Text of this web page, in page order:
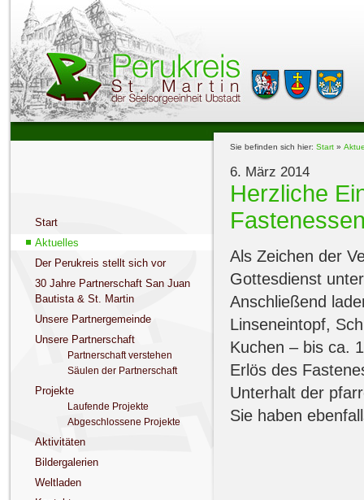
Start
Aktuelles
Der Perukreis stellt sich vor
30 Jahre Partnerschaft San Juan
Bautista & St. Martin
Unsere Partnergemeinde
Unsere Partnerschaft
Partnerschaft verstehen
Säulen der Partnerschaft
Projekte
Laufende Projekte
Abgeschlossene Projekte
Aktivitäten
Bildergalerien
Weltladen
Sie befinden sich hier: Start»
6. März 2014
Herzliche
Als Zeichen der
Gottesdienst
Anschließend
Linseneintopf,
Kuchen – bis ca.
Erlös des
Unterhalt der
Sie haben